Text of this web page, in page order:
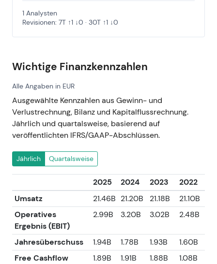
1 Analysten
Revisionen: 7T ↑1 ↓0 · 30T ↑1 ↓0
Wichtige Finanzkennzahlen
Alle Angaben in EUR
Ausgewählte Kennzahlen aus Gewinn- und
Verlustrechnung, Bilanz und Kapitalflussrechnung.
Jährlich und quartalsweise, basierend auf
veröffentlichten IFRS/GAAP-Abschlüssen.
Jährlich Quartalsweise
2025 2024 2023 2022
Umsatz
21.46B 21.20B 21.18B 21.10B
Operatives
Ergebnis (EBIT)
2.99B 3.20B 3.02B 2.48B
Jahresüberschuss 1.94B 1.78B 1.93B 1.60B
Free Cashflow
1.89B 1.91B 1.88B 1.08B